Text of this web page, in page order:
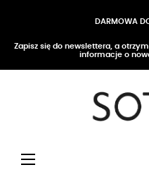
DARMOWA
Zapisz się do newslettera, a
informacje o
Przełącz nawigację
☰